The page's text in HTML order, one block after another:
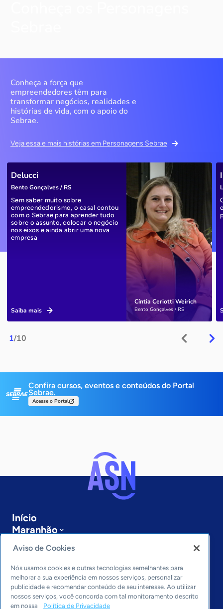
Conheça a força que
empreendedores têm para
transformar negócios, realidades e
histórias de vida, com o apoio do
Sebrae.
Veja essa e mais histórias em Personagens Sebrae
1/10
Cíntia Ceriotti Weirich
Bento Gonçalves / RS
Delucci
Bento Gonçalves / RS
Sem saber muito sobre
empreendedorismo, o casal contou
com o Sebrae para aprender tudo
sobre o assunto, colocar o negócio
nos eixos e ainda abrir uma nova
empresa
Saiba mais
Confira cursos, eventos e conteúdos do Portal
Sebrae.
Acesse o Portal
Início
Maranhão
Sobre a ASN
Últimas notícias
Entre em contato
Editorias
Economia & Política
Aviso de Cookies
Nós usamos cookies e outras tecnologias semelhantes para
melhorar a sua experiência em nossos serviços, personalizar
publicidade e recomendar conteúdo de seu interesse. Ao utilizar
nossos serviços, você concorda com tal monitoramento descrito
em nossa
Política de Privacidade